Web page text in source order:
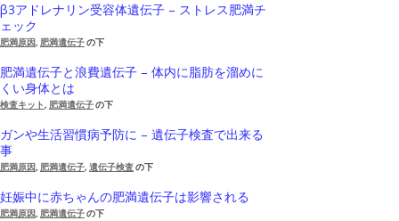
β3アドレナリン受容体遺伝子 – ストレス肥満チ
ェック
肥満原因, 肥満遺伝子の下
肥満遺伝子と浪費遺伝子 – 体内に脂肪を溜めに
くい身体とは
検査キット, 肥満遺伝子の下
ガンや生活習慣病予防に – 遺伝子検査で出来る
事
肥満原因, 肥満遺伝子, 遺伝子検査の下
妊娠中に赤ちゃんの肥満遺伝子は影響される
肥満原因, 肥満遺伝子の下